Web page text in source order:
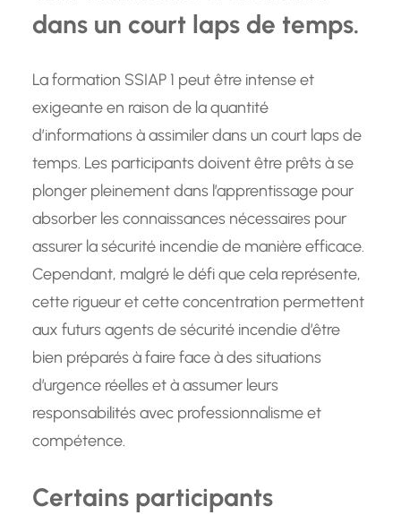
dans un court laps de temps.
La formation SSIAP 1 peut être intense et
exigeante en raison de la quantité
d’informations à assimiler dans un court laps de
temps. Les participants doivent être prêts à se
plonger pleinement dans l’apprentissage pour
absorber les connaissances nécessaires pour
assurer la sécurité incendie de manière efficace.
Cependant, malgré le défi que cela représente,
cette rigueur et cette concentration permettent
aux futurs agents de sécurité incendie d’être
bien préparés à faire face à des situations
d’urgence réelles et à assumer leurs
responsabilités avec professionnalisme et
compétence.
Certains participants